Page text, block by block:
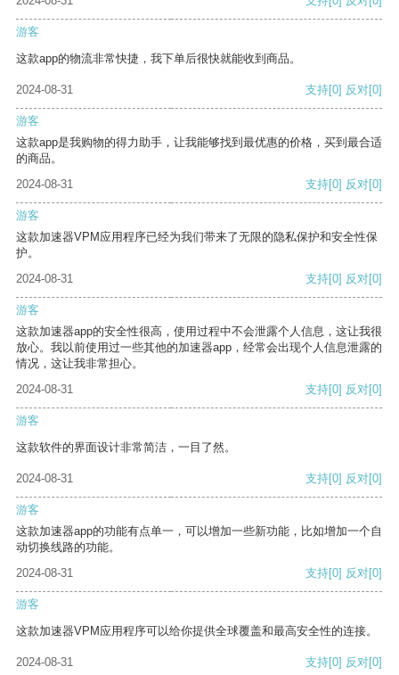
游客
这款app的物流非常快捷，我下单后很快就能收到商品。
2024-08-31 支持[0] 反对[0]
游客
这款app是我购物的得力助手，让我能够找到最优惠的价格，买到最合适
的商品。
2024-08-31
支持[0] 反对[0]
游客
这款加速器VPM应用程序已经为我们带来了无限的隐私保护和安全性保
护。
2024-08-31
支持[0] 反对[0]
游客
这款加速器app的安全性很高，使用过程中不会泄露个人信息，这让我很
放心。我以前使用过一些其他的加速器app，经常会出现个人信息泄露的
情况，这让我非常担心。
2024-08-31
支持[0] 反对[0]
游客
这款软件的界面设计非常简洁，一目了然。
2024-08-31 支持[0] 反对[0]
游客
这款加速器app的功能有点单一，可以增加一些新功能，比如增加一个自
动切换线路的功能。
2024-08-31
支持[0] 反对[0]
游客
这款加速器VPM应用程序可以给你提供全球覆盖和最高安全性的连接。
2024-08-31 支持[0] 反对[0]